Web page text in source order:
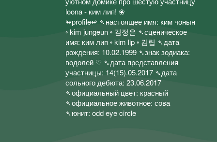
loona - ким лип! ❀ ᅠ ᅠᅠᅠᅠᅠ
↬profile↫ ➴настоящее имя: ким чонын
◦ kim jungeun ◦ 김정은 ➴сценическое
имя: ким лип ◦ kim lip ◦ 김립 ➴дата
рождения: 10.02.1999 ➴знак зодиака:
водолей ♡ ➴дата представления
участницы: 14(15).05.2017 ➴дата
сольного дебюта: 23.06.2017
➴официальный цвет: красный
➴официальное животное: сова
➴юнит: odd eye circle